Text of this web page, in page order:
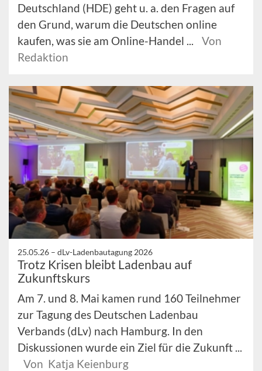
Deutschland (HDE) geht u. a. den Fragen auf
den Grund, warum die Deutschen online
kaufen, was sie am Online-Handel ...
Von
Redaktion
25.05.26 – dLv-Ladenbautagung 2026
Trotz Krisen bleibt Ladenbau auf
Zukunftskurs
Am 7. und 8. Mai kamen rund 160 Teilnehmer
zur Tagung des Deutschen Ladenbau
Verbands (dLv) nach Hamburg. In den
Diskussionen wurde ein Ziel für die Zukunft ...
Von Katja Keienburg